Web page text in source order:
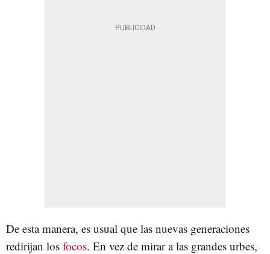
De esta manera, es usual que las nuevas generaciones
redirijan los focos. En vez de mirar a las grandes urbes,